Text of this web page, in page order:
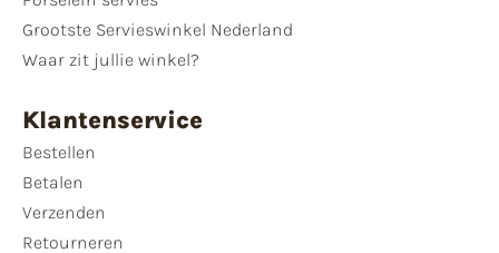
Grootste Servieswinkel Nederland
Waar zit jullie winkel?
Klantenservice
Bestellen
Betalen
Verzenden
Retourneren